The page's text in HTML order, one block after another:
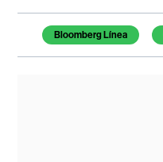
Temas de este artículo
Bloomberg Línea